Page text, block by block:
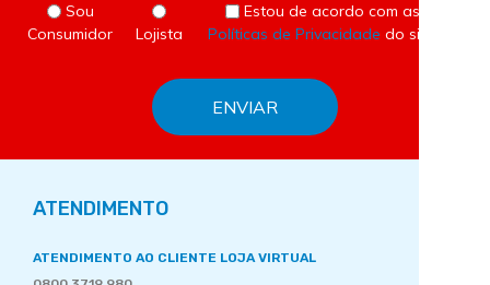
Sou
Consumidor
Lojista
Estou de acordo com as
Políticas de Privacidade do site.
ATENDIMENTO
ATENDIMENTO AO CLIENTE LOJA VIRTUAL